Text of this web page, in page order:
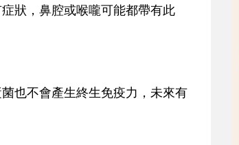
狀，鼻腔或喉嚨可能都帶有此
也不會產生終生免疫力，未來有